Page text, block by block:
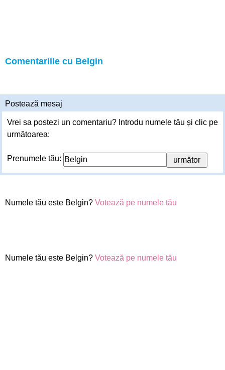
Comentariile cu Belgin
Postează mesaj
Vrei sa postezi un comentariu? Introdu numele tău și clic pe
următoarea:
Prenumele tău:
Numele tău este Belgin? Votează pe numele tău
Numele tău este Belgin? Votează pe numele tău